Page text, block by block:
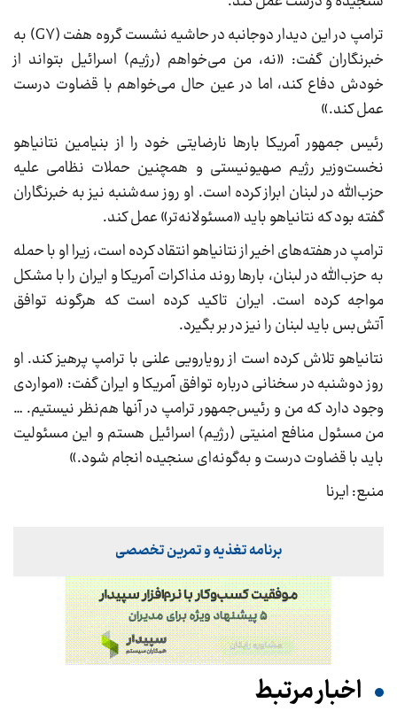
ترامپ در این دیدار دوجانبه در حاشیه نشست گروه هفت (G۷) به
خبرنگاران گفت: «نه، من می‌خواهم (رژیم) اسرائیل بتواند از
خودش دفاع کند، اما در عین حال می‌خواهم با قضاوت درست
عمل کند.»
رئیس جمهور آمریکا بارها نارضایتی خود را از بنیامین نتانیاهو
نخست‌وزیر رژیم صهیونیستی و همچنین حملات نظامی علیه
حزب‌الله در لبنان ابراز کرده است. او روز سه‌شنبه نیز به خبرنگاران
گفته بود که نتانیاهو باید «مسئولانه‌تر» عمل کند.
ترامپ در هفته‌های اخیر از نتانیاهو انتقاد کرده است، زیرا او با حمله
به حزب‌الله در لبنان، بارها روند مذاکرات آمریکا و ایران را با مشکل
مواجه کرده است. ایران تاکید کرده است که هرگونه توافق
آتش‌بس باید لبنان را نیز در بر بگیرد.
نتانیاهو تلاش کرده است از رویارویی علنی با ترامپ پرهیز کند. او
روز دوشنبه در سخنانی درباره توافق آمریکا و ایران گفت: «مواردی
وجود دارد که من و رئیس‌جمهور ترامپ در آنها هم‌نظر نیستیم. …
من مسئول منافع امنیتی (رژیم) اسرائیل هستم و این مسئولیت
باید با قضاوت درست و به‌گونه‌ای سنجیده انجام شود.»
منبع: ایرنا
برنامه تغذیه و تمرین تخصصی
اخبار مرتبط